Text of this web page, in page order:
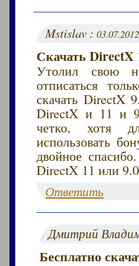
Mstislav :
Скачать DirectX
Утолил свою
отписаться
скачать DirectX
DirectX и 11 и
четко, хотя
использовать
двойное
DirectX 11 или
Ответить
Дмитрий
Бесплатно